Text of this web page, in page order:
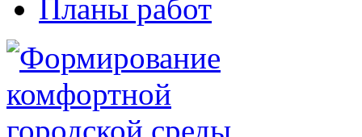
Планы работ